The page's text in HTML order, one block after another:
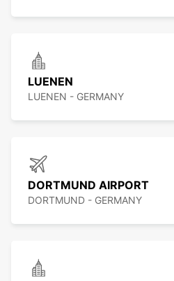
LUENEN
LUENEN - GERMANY
DORTMUND AIRPORT
DORTMUND - GERMANY